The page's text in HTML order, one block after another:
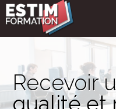
Recevoir
qualité et